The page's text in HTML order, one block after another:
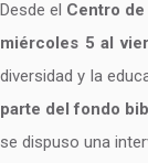
Desde el Centro
miércoles 5 al
diversidad y la
parte del fondo
se dispuso una